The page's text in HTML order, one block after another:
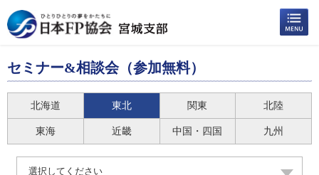
セミナー&相談会（参加無料）
北海道 東北 関東 北陸
東海 近畿 中国・四国 九州
選択してください